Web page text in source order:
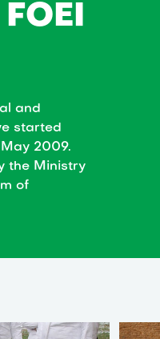
and
started
2009.
the Ministry
of